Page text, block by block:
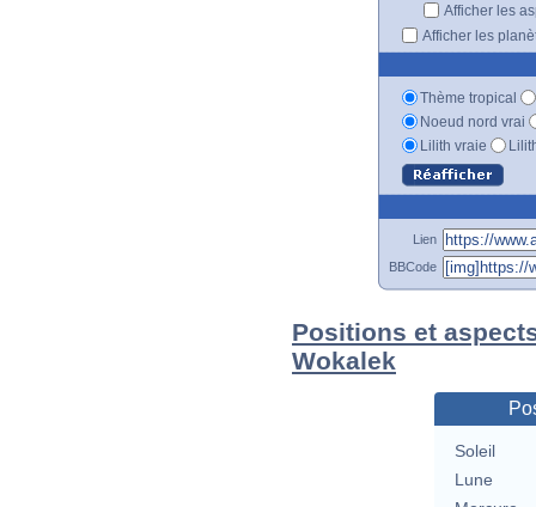
Afficher les
Afficher les
Thème tropical
Noeud nord vrai
Lilith vraie
Lien
BBCode
Positions et
Wokalek
Soleil
Lune